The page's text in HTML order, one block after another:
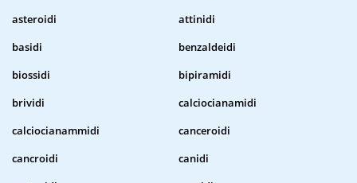
asteroidi
attinidi
basidi
benzaldeidi
biossidi
bipiramidi
brividi
calciocianamidi
calciocianammidi
canceroidi
cancroidi
canidi